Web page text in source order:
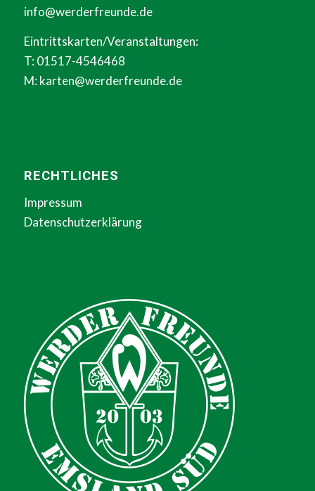
info@werderfreunde.de
Eintrittskarten/Veranstaltungen:
T: 01517-4546468
M:karten@werderfreunde.de
RECHTLICHES
Impressum
Datenschutzerklärung